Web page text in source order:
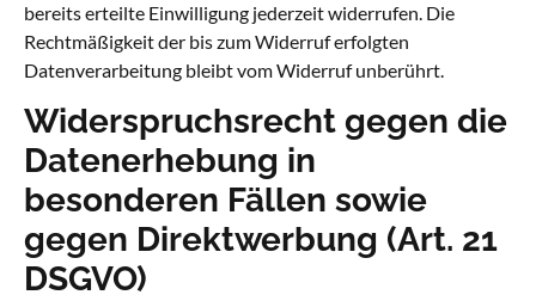
bereits erteilte Einwilligung jederzeit widerrufen. Die
Rechtmäßigkeit der bis zum Widerruf erfolgten
Datenverarbeitung bleibt vom Widerruf unberührt.
Widerspruchsrecht gegen die
Datenerhebung in
besonderen Fällen sowie
gegen Direktwerbung (Art. 21
DSGVO)